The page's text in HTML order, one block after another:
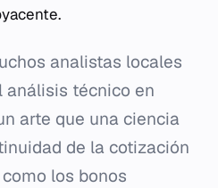
analistas locales
análisis técnico en
arte que una ciencia
de la cotización
los bonos